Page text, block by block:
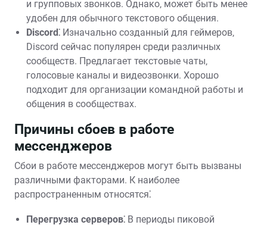
и групповых звонков. Однако‚ может быть менее
удобен для обычного текстового общения.
Discord⁚ Изначально созданный для геймеров‚
Discord сейчас популярен среди различных
сообществ. Предлагает текстовые чаты‚
голосовые каналы и видеозвонки. Хорошо
подходит для организации командной работы и
общения в сообществах.
Причины сбоев в работе
мессенджеров
Сбои в работе мессенджеров могут быть вызваны
различными факторами. К наиболее
распространенным относятся⁚
Перегрузка серверов⁚ В периоды пиковой